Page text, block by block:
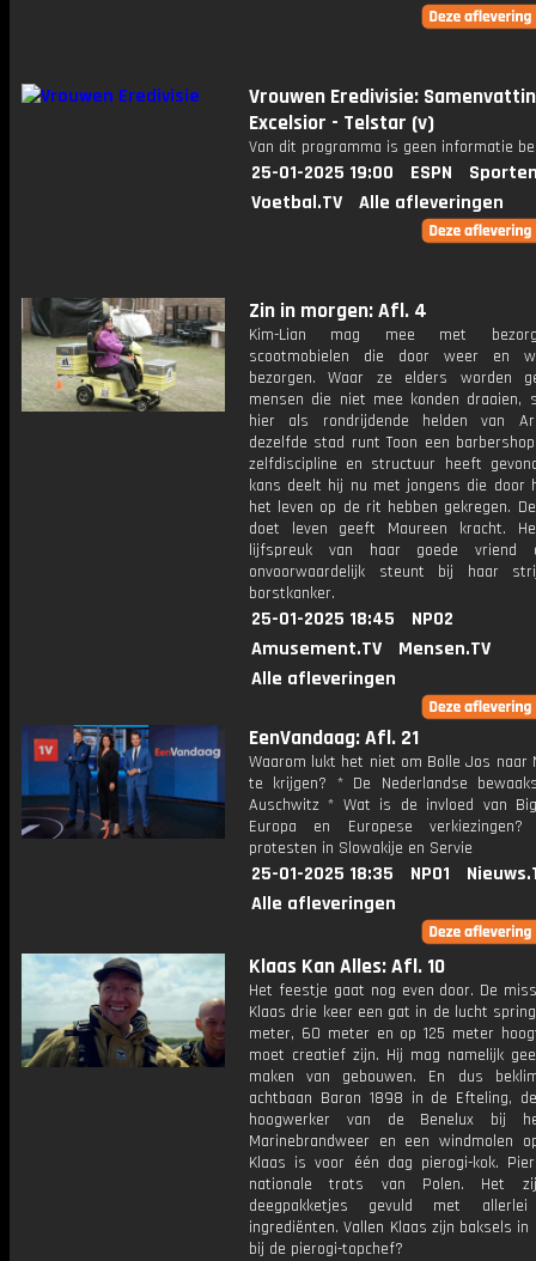
Vrouwen Eredivisie:
Excelsior - Telstar (v)
Van dit programma is geen informatie
25-01-2025 19:00 ESPN
Voetbal.TV
Alle afleveringen
Zin in morgen: Afl. 4
Kim-Lian mag mee met
scootmobielen die door weer en
bezorgen. Waar ze elders worden
mensen die niet mee konden draaien,
hier als rondrijdende helden van
dezelfde stad runt Toon een
zelfdiscipline en structuur heeft
kans deelt hij nu met jongens die door
het leven op de rit hebben gekregen.
doet leven geeft Maureen kracht.
lijfspreuk van haar goede vriend
onvoorwaardelijk steunt bij haar
borstkanker.
25-01-2025 18:45
NPO2
Amusement.TV
Mensen.TV
Alle afleveringen
EenVandaag: Afl. 21
Waarom lukt het niet om Bolle Jos naar
te krijgen? * De Nederlandse
Auschwitz * Wat is de invloed van
Europa en Europese
protesten in Slowakije en Servie
25-01-2025 18:35 NPO1
Alle afleveringen
Klaas Kan Alles: Afl. 10
Het feestje gaat nog even door. De
Klaas drie keer een gat in de lucht
meter, 60 meter en op 125 meter
moet creatief zijn. Hij mag namelijk
maken van gebouwen. En dus
achtbaan Baron 1898 in de Efteling,
hoogwerker van de Benelux bij
Marinebrandweer en een windmolen
Klaas is voor één dag pierogi-kok.
nationale trots van Polen. Het
deegpakketjes gevuld met
ingrediënten. Vallen Klaas zijn baksels in
bij de pierogi-topchef?